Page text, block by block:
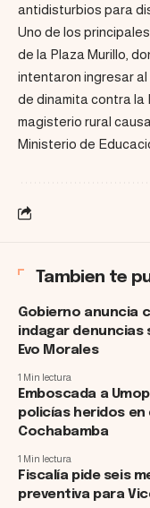
antidisturbios para
Uno de los
de la Plaza Murillo,
intentaron ingresar
de dinamita contra la
magisterio rural
Ministerio de
Tambien te
Gobierno anuncia
indagar denuncias
Evo Morales
1 Min lectura
Emboscada a
policías heridos
Cochabamba
1 Min lectura
Fiscalía pide seis
preventiva para